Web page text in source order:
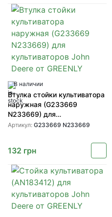
В наличии
Втулка стойки культиватора
наружная (G233669
N233669) для
культиваторов John Deere от
Артикул: G233669 N233669
132 грн